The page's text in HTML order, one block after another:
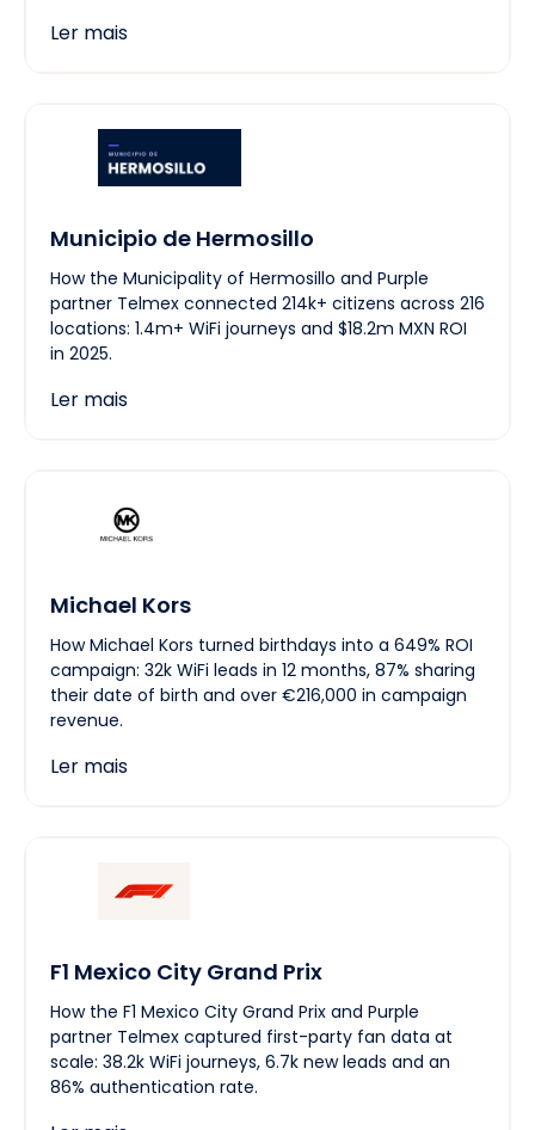
Ler mais
Municipio de Hermosillo
How the Municipality of Hermosillo and Purple
partner Telmex connected 214k+ citizens across 216
locations: 1.4m+ WiFi journeys and $18.2m MXN ROI
in 2025.
Ler mais
Michael Kors
How Michael Kors turned birthdays into a 649% ROI
campaign: 32k WiFi leads in 12 months, 87% sharing
their date of birth and over €216,000 in campaign
revenue.
Ler mais
F1 Mexico City Grand Prix
How the F1 Mexico City Grand Prix and Purple
partner Telmex captured first-party fan data at
scale: 38.2k WiFi journeys, 6.7k new leads and an
86% authentication rate.